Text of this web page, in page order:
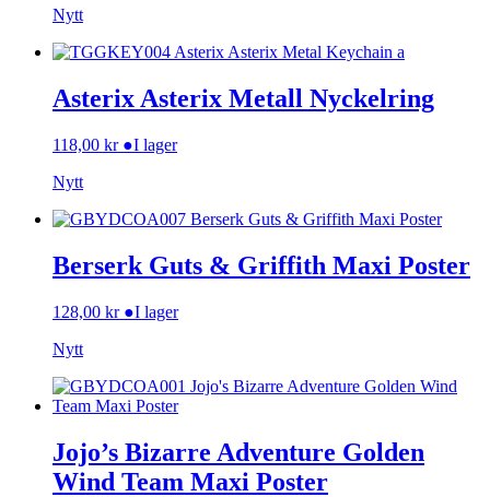
Nytt
Asterix Asterix Metall Nyckelring
118,00 kr ●I lager
Nytt
Berserk Guts & Griffith Maxi Poster
128,00 kr ●I lager
Nytt
Jojo’s Bizarre Adventure Golden
Wind Team Maxi Poster